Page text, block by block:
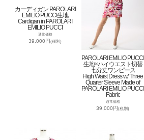
カーディガン PAROLARI
EMILIO PUCCI生地
Cardigan in PAROLARI
EMILIO PUCCI
通常価格
39,000円(税別)
PAROLARI EMILIO PUCCI
生地×ハイウエスト切替
七分丈ワンピース
High Waist Dress w/ Three
Quarter Sleeve Made of
PAROLARI EMILIO PUCCI
Fabric
通常価格
39,000円(税別)